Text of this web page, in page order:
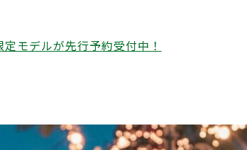
モデルが先行予約受付中！